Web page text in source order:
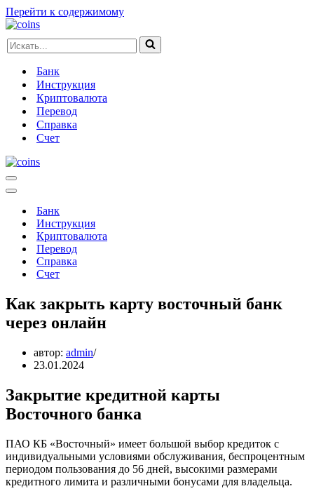
Перейти к содержимому
Искать...
Банк
Инструкция
Криптовалюта
Перевод
Справка
Счет
Меню
навигации
Меню
навигацииБанк
Инструкция
Криптовалюта
Перевод
Справка
Счет
Как закрыть карту восточный банк
через онлайн
автор: admin
23.01.2024
Закрытие кредитной карты
Восточного банка
ПАО КБ «Восточный» имеет большой выбор кредиток с
индивидуальными условиями обслуживания, беспроцентным
периодом пользования до 56 дней, высокими размерами
кредитного лимита и различными бонусами для владельца.